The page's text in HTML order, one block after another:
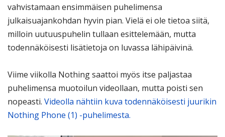
vahvistamaan ensimmäisen puhelimensa
julkaisuajankohdan hyvin pian. Vielä ei ole tietoa siitä,
milloin uutuuspuhelin tullaan esittelemään, mutta
todennäköisesti lisätietoja on luvassa lähipäivinä.
Viime viikolla Nothing saattoi myös itse paljastaa
puhelimensa muotoilun videollaan, mutta poisti sen
nopeasti. Videolla nähtiin kuva todennäköisesti juurikin
Nothing Phone (1) -puhelimesta.